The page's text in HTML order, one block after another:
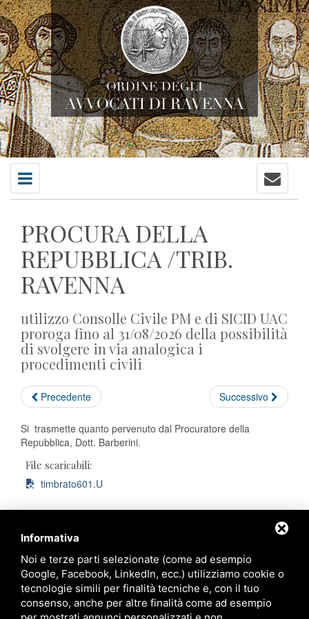
Menu
principale
Contatti
PROCURA DELLA
REPUBBLICA /TRIB.
RAVENNA
utilizzo Consolle Civile PM e di SICID UAC
proroga fino al 31/08/2026 della possibilità
di svolgere in via analogica i
procedimenti civili
Precedente Successivo
Si trasmette quanto pervenuto dal Procuratore della
Repubblica, Dott. Barberini.
File scaricabili:
timbrato601.U
Ordine degli Avvocati di Ravenna
Palazzo di Giustizia
Viale Giovanni Falcone, 67
Informativa
Noi e terze parti selezionate (come ad esempio
Google, Facebook, LinkedIn, ecc.) utilizziamo cookie o
tecnologie simili per finalità tecniche e, con il tuo
consenso, anche per altre finalità come ad esempio